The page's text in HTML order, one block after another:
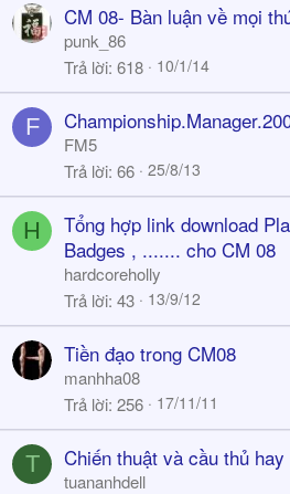
CM 08- Bàn luận về mọi
punk_86
Trả lời 618 10/1/14
F
FM5
Trả lời 66 25/8/13
H
Tổng hợp link download
Badges , ....... cho CM 08
hardcoreholly
Trả lời 43 13/9/12
Tiền đạo trong CM08
manhha08
Trả lời 256 17/11/11
T Chiến thuật và cầu thủ hay
tuananhdell